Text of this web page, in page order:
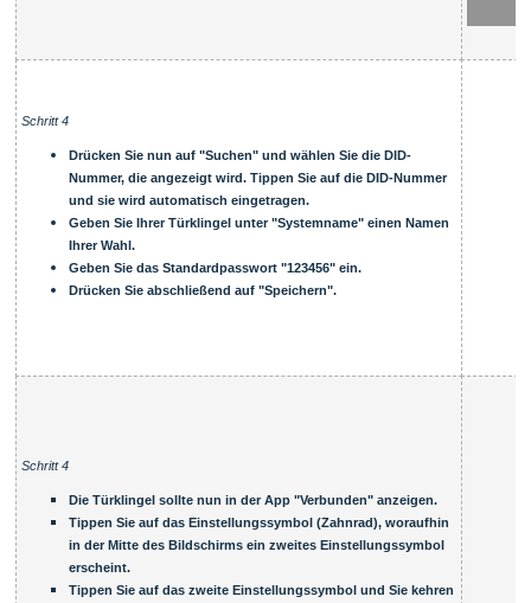
Schritt 4
Drücken Sie nun auf "Suchen" und wählen Sie die DID-
Nummer, die angezeigt wird. Tippen Sie auf die DID-Nummer
und sie wird automatisch eingetragen.
Geben Sie Ihrer Türklingel unter "Systemname" einen Namen
Ihrer Wahl.
Geben Sie das Standardpasswort "123456" ein.
Drücken Sie abschließend auf "Speichern".
Schritt 4
Die Türklingel sollte nun in der App "Verbunden" anzeigen.
Tippen Sie auf das Einstellungssymbol (Zahnrad), woraufhin
in der Mitte des Bildschirms ein zweites Einstellungssymbol
erscheint.
Tippen Sie auf das zweite Einstellungssymbol und Sie kehren